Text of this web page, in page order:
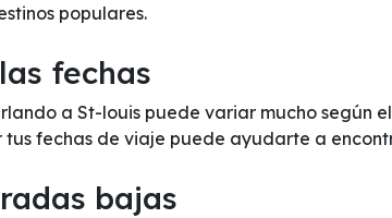
populares.
fechas
a St-louis puede variar mucho
tus fechas de viaje puede ayudarte a
bajas